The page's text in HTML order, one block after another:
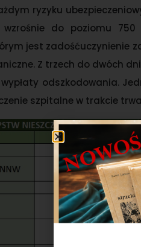
ryzyku
do poziomu 750
jest zadośćuczynienie
Z trzech do dwóch
odszkodowania.
szpitalne w trakcie